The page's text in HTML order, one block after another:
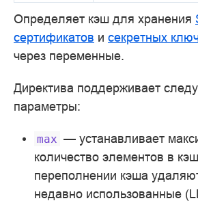
Определяет кэш для хранения
сертификатов и секретных
через переменные.
Директива поддерживает
параметры:
max — устанавливает
количество элементов в
переполнении кэша
недавно использованные